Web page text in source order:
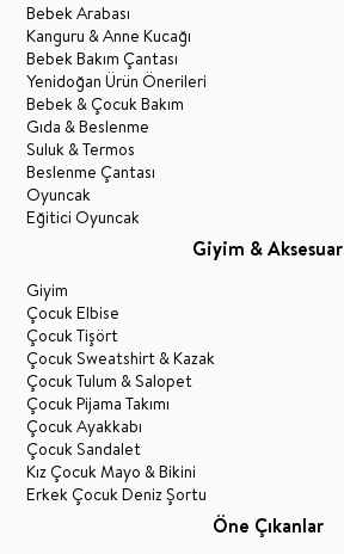
Bebek Arabası
Kanguru & Anne Kucağı
Bebek Bakım Çantası
Yenidoğan Ürün Önerileri
Bebek & Çocuk Bakım
Gıda & Beslenme
Suluk & Termos
Beslenme Çantası
Oyuncak
Eğitici Oyuncak
Giyim & Aksesuar
Giyim
Çocuk Elbise
Çocuk Tişört
Çocuk Sweatshirt & Kazak
Çocuk Tulum & Salopet
Çocuk Pijama Takımı
Çocuk Ayakkabı
Çocuk Sandalet
Kız Çocuk Mayo & Bikini
Erkek Çocuk Deniz Şortu
Öne Çıkanlar